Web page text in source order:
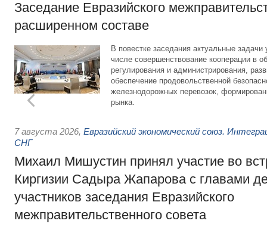
Заседание Евразийского
расширенном составе
В повестке заседания актуальные задачи
числе совершенствование кооперации в
регулирования и администрирования,
обеспечение продовольственной
железнодорожных перевозок,
рынка.
7 августа 2026, Евразийский экономический союз.
СНГ
Михаил Мишустин принял участие во
Киргизии Садыра Жапарова с главами
участников заседания Евразийского
межправительственного совета